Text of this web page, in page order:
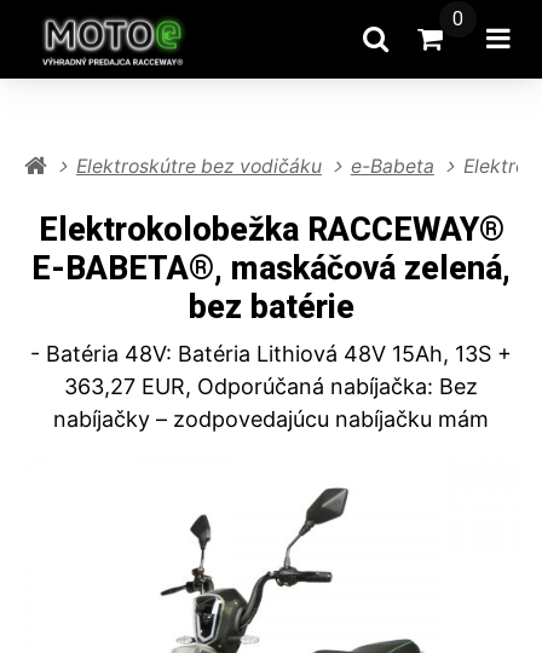
HľadaťPrejsť na
0
Elektroskútre bez vodičáku e-Babeta
Elektrokolobežka RACCEWAY®
E-BABETA®, maskáčová zelená,
bez batérie
- Batéria 48V: Batéria Lithiová 48V 15Ah, 13S +
363,27 EUR, Odporúčaná nabíjačka: Bez
nabíjačky – zodpovedajúcu nabíjačku mám